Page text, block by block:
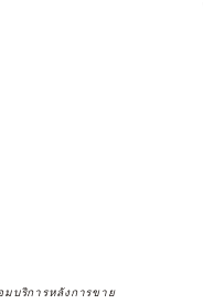
บริการหลังการขาย